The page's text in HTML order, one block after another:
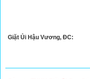
Giặt Ủi Hậu Vương, ĐC: